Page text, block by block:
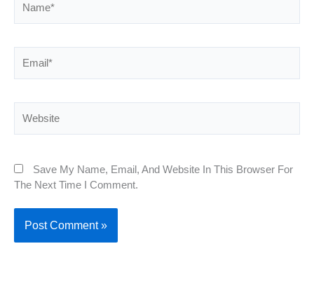
Save My Name, Email, And Website In This Browser For
The Next Time I Comment.